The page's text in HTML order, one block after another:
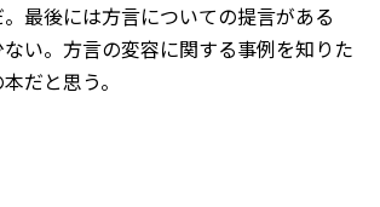
最後には方言についての提言がある
い。方言の変容に関する事例を知りた
だと思う。